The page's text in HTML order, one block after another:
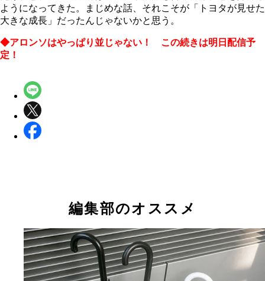
ようになってきた。まじめな話、それこそが「トヨタが見せた
大きな成長」だったんじゃないかと思う。
◆アロンソはやっぱり並じゃない！ この続きは明日配信予
定！
編集部のオススメ